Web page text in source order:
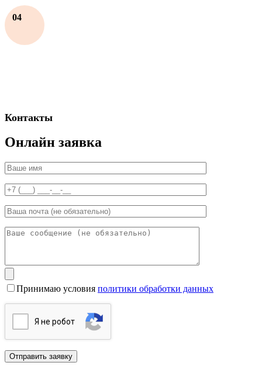
04
Контакты
Онлайн заявка
Принимаю условия политики обработки данных
Я нe poбoт